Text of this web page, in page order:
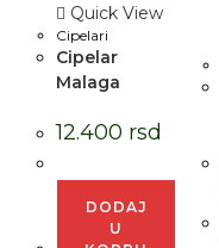
Quick View
Cipelari
Cipelar
Malaga
12.400 rsd
DODAJ
U